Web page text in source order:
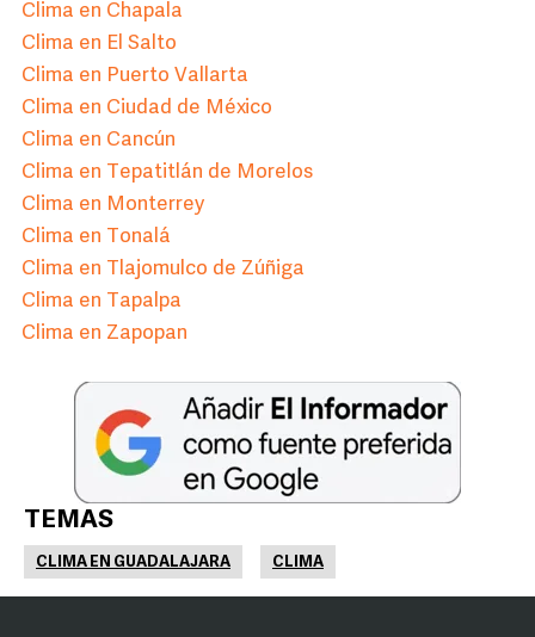
Clima en Chapala
Clima en El Salto
Clima en Puerto Vallarta
Clima en Ciudad de México
Clima en Cancún
Clima en Tepatitlán de Morelos
Clima en Monterrey
Clima en Tonalá
Clima en Tlajomulco de Zúñiga
Clima en Tapalpa
Clima en Zapopan
TEMAS
CLIMA EN GUADALAJARA CLIMA